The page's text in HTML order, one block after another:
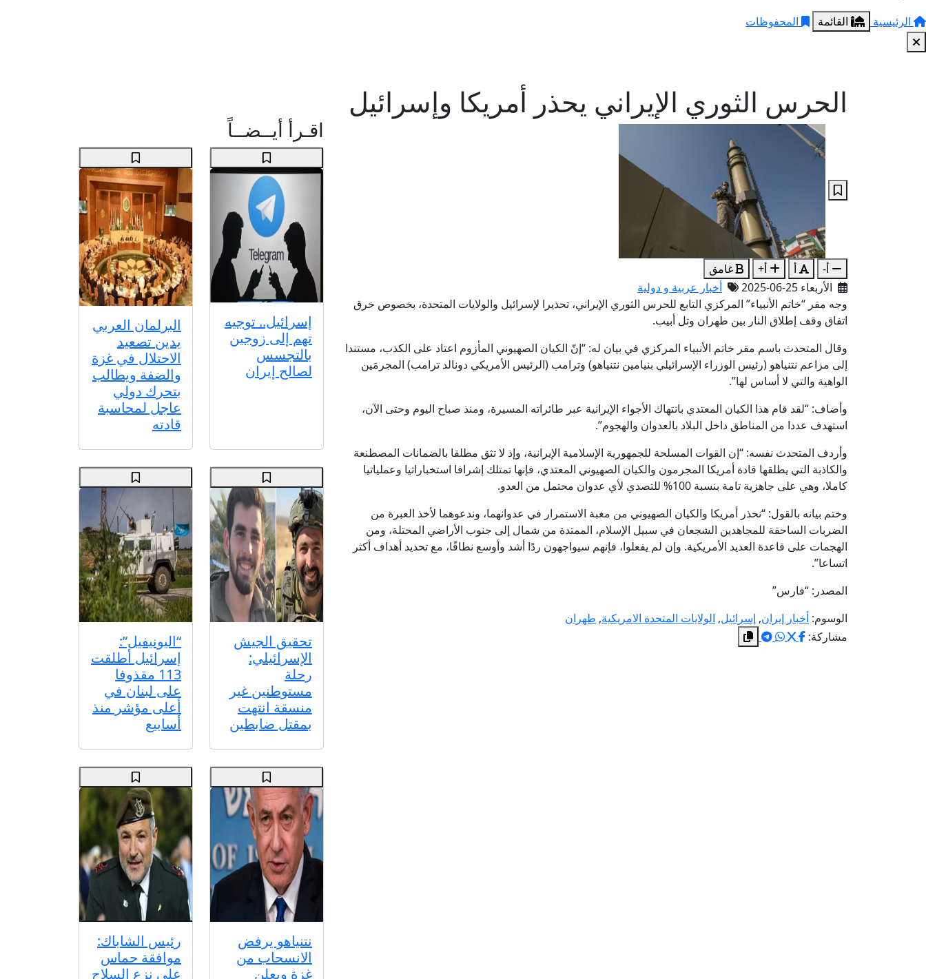
الرئيسية
القائمة المحفوظات
الحرس الثوري الإيراني يحذر أمريكا وإسرائيل
أ- أ أ+
غامق
الأربعاء 25-06-2025
أخبار عربية و دولية
وجه مقر “خاتم الأنبياء” المركزي التابع للحرس الثوري الإيراني، تحذيرا لإسرائيل والولايات المتحدة، بخصوص خرق
اتفاق وقف إطلاق النار بين طهران وتل أبيب.
وقال المتحدث باسم مقر خاتم الأنبياء المركزي في بيان له: “إنّ الكيان الصهيوني المأزوم اعتاد على الكذب، مستندا
إلى مزاعم نتنياهو (رئيس الوزراء الإسرائيلي بنيامين نتنياهو) وترامب (الرئيس الأمريكي دونالد ترامب) المجرمَين
الواهية والتي لا أساس لها”.
وأضاف: “لقد قام هذا الكيان المعتدي بانتهاك الأجواء الإيرانية عبر طائراته المسيرة، ومنذ صباح اليوم وحتى الآن،
استهدف عددا من المناطق داخل البلاد بالعدوان والهجوم”.
وأردف المتحدث نفسه: “إن القوات المسلحة للجمهورية الإسلامية الإيرانية، وإذ لا تثق مطلقا بالضمانات المصطنعة
والكاذبة التي يطلقها قادة أمريكا المجرمون والكيان الصهيوني المعتدي، فإنها تمتلك إشرافا استخباراتيا وعملياتيا
كاملا، وهي على جاهزية تامة بنسبة 100% للتصدي لأي عدوان محتمل من العدو.
وختم بيانه بالقول: “نحذر أمريكا والكيان الصهيوني من مغبة الاستمرار في عدوانهما، وندعوهما لأخذ العبرة من
الضربات الساحقة للمجاهدين الشجعان في سبيل الإسلام، الممتدة من شمال إلى جنوب الأراضي المحتلة، ومن
الهجمات على قاعدة العديد الأمريكية. وإن لم يفعلوا، فإنهم سيواجهون ردًا أشد وأوسع نطاقًا، مع تحديد أهداف أكثر
اتساعا”.
المصدر: “فارس”
الوسوم: أخبار إيران, إسرائيل, الولايات المتحدة الامريكية, طهران
مشاركة:
اقـرأ أيــضــاً
إسرائيل.. توجيه
تهم إلى زوجين
بالتجسس
لصالح إيران
البرلمان العربي
يدين تصعيد
الاحتلال في غزة
والضفة ويطالب
بتحرك دولي
عاجل لمحاسبة
قادته
تحقيق الجيش
الإسرائيلي:
رحلة
مستوطنين غير
منسقة انتهت
بمقتل ضابطين
“اليونيفيل”:
إسرائيل أطلقت
113 مقذوفا
على لبنان في
أعلى مؤشر منذ
أسابيع
نتنياهو يرفض
الانسحاب من
غزة ويعلن
رئيس الشاباك:
موافقة حماس
على نزع السلاح